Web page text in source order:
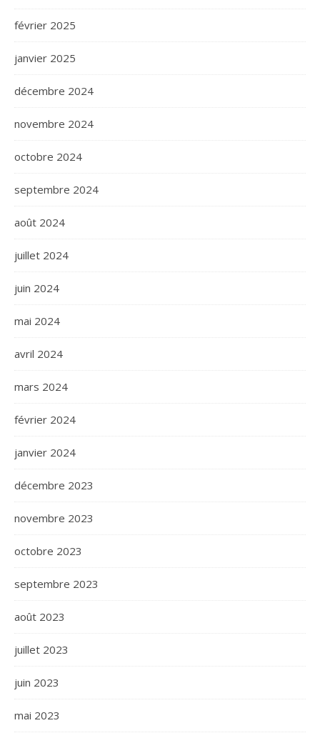
février 2025
janvier 2025
décembre 2024
novembre 2024
octobre 2024
septembre 2024
août 2024
juillet 2024
juin 2024
mai 2024
avril 2024
mars 2024
février 2024
janvier 2024
décembre 2023
novembre 2023
octobre 2023
septembre 2023
août 2023
juillet 2023
juin 2023
mai 2023